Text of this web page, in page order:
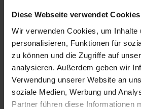
Diese Webseite verwendet Cookies
Wir verwenden Cookies, um Inhalte
personalisieren, Funktionen für
zu können und die Zugriffe auf
analysieren. Außerdem geben wir
Verwendung unserer Website an
soziale Medien, Werbung und
Partner führen diese Informationen
Newsletter mit
Zeltenheitswert
Newsletter abonnieren